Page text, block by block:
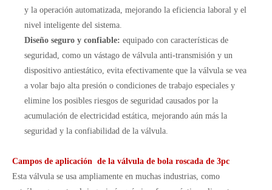
y la operación automatizada, mejorando la eficiencia laboral y el
nivel inteligente del sistema.
Diseño seguro y confiable: equipado con características de
seguridad, como un vástago de válvula anti-transmisión y un
dispositivo antiestático, evita efectivamente que la válvula se vea
a volar bajo alta presión o condiciones de trabajo especiales y
elimine los posibles riesgos de seguridad causados ​​por la
acumulación de electricidad estática, mejorando aún más la
seguridad y la confiabilidad de la válvula.
Campos de aplicación de la válvula de bola roscada de 3pc
Esta válvula se usa ampliamente en muchas industrias, como